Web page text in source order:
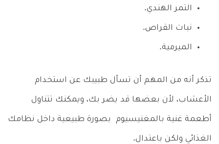
التمر الهندي.
نبات القراص.
الميرمية.
تذكر أنه من المهم أن تسأل طبيبك عن استخدام
الأعشاب، لأن بعضها قد يضر بك، ويمكنك تتناول
أطعمة غنية بالمغنيسيوم بصورة طبيعية داخل نظامك
الغذائي ولكن باعتدال.